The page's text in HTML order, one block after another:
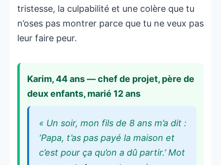
tristesse, la culpabilité et une colère que tu
n’oses pas montrer parce que tu ne veux pas
leur faire peur.
Karim, 44 ans — chef de projet, père de
deux enfants, marié 12 ans
« Un soir, mon fils de 8 ans m’a dit :
‘Papa, t’as pas payé la maison et
c’est pour ça qu’on a dû partir.’ Mot